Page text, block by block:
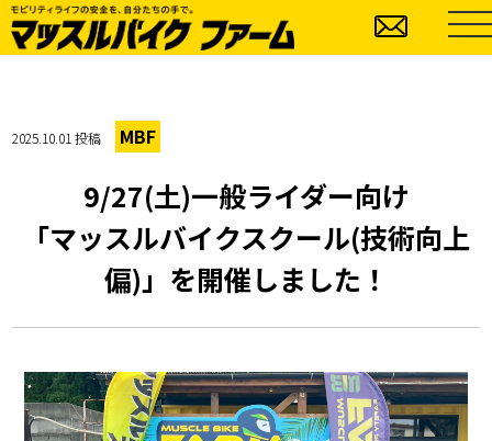
2025.10.01 投稿 MBF
9/27(土)一般ライダー向け
「マッスルバイクスクール(技術向上
偏)」を開催しました！